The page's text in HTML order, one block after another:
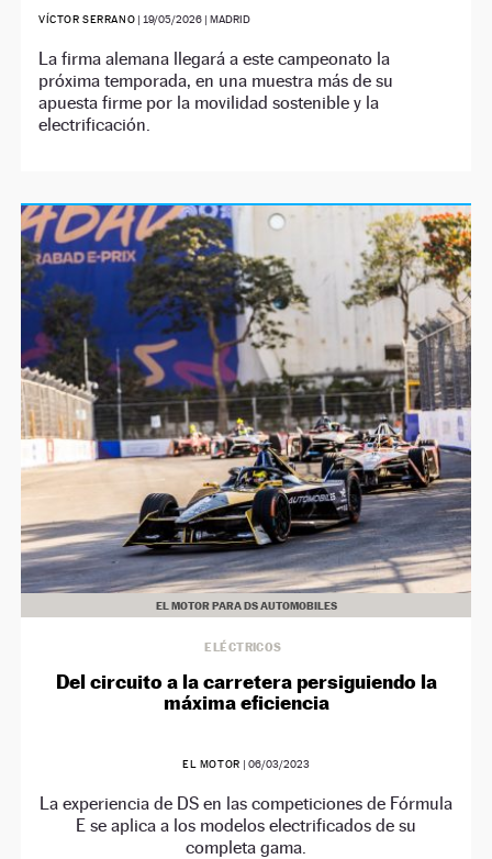
VÍCTOR SERRANO | 19/05/2026 | MADRID
La firma alemana llegará a este campeonato la
próxima temporada, en una muestra más de su
apuesta firme por la movilidad sostenible y la
electrificación.
EL MOTOR PARA DS AUTOMOBILES
ELÉCTRICOS
Del circuito a la carretera persiguiendo la
máxima eficiencia
EL MOTOR | 06/03/2023
La experiencia de DS en las competiciones de Fórmula
E se aplica a los modelos electrificados de su
completa gama.